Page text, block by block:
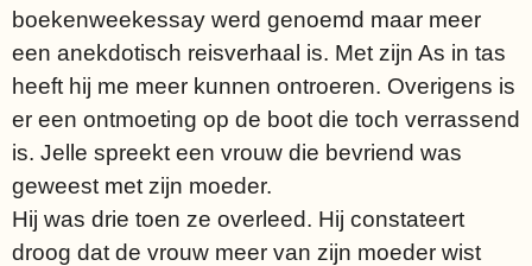
boekenweekessay werd genoemd maar meer
een anekdotisch reisverhaal is. Met zijn As in tas
heeft hij me meer kunnen ontroeren. Overigens is
er een ontmoeting op de boot die toch verrassend
is. Jelle spreekt een vrouw die bevriend was
geweest met zijn moeder.
Hij was drie toen ze overleed. Hij constateert
droog dat de vrouw meer van zijn moeder wist